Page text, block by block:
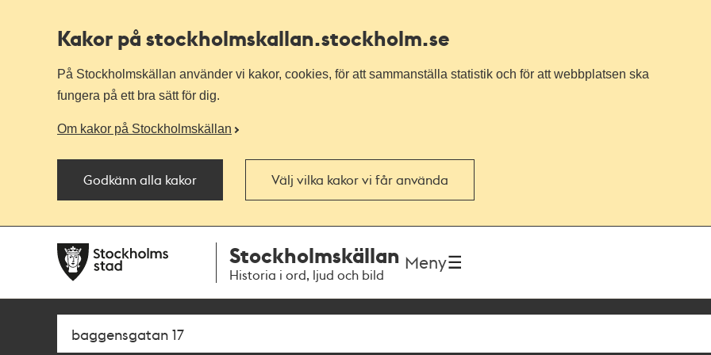
Kakor på stockholmskallan.stockholm.se
På Stockholmskällan använder vi kakor, cookies, för att sammanställa statistik och för att webbplatsen ska
fungera på ett bra sätt för dig.
Om kakor på Stockholmskällan
Godkänn alla kakor Välj vilka kakor vi får använda
navigationen
huvudinnehållet
Stockholmskällan
Historia i ord, ljud och bild
Meny
Sök